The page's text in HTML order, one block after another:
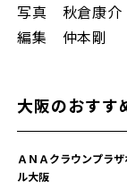
写真 秋倉康介
編集 仲本剛
大阪のおすす
ＡＮＡクラウンプラ
ル大阪